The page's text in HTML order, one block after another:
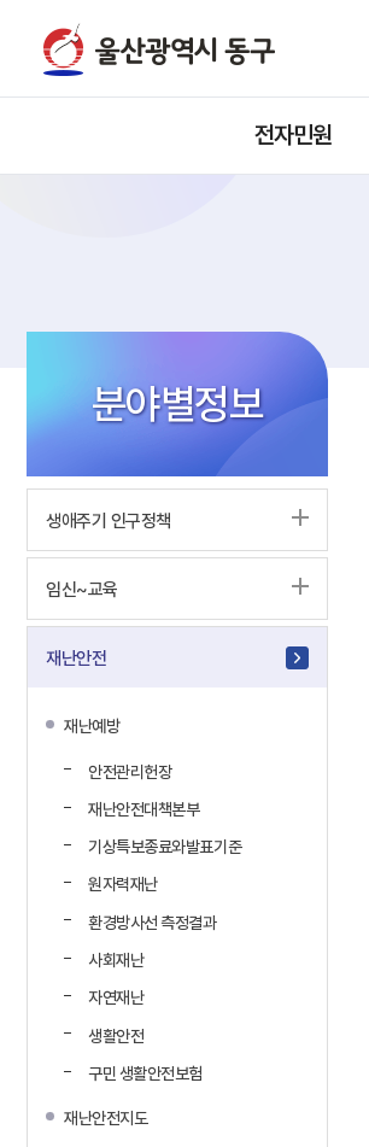
전자민원
분야별정보
생애주기 인구정책
임신~교육
재난안전
재난예방
안전관리헌장
재난안전대책본부
기상특보종료와발표기준
원자력재난
환경방사선 측정결과
사회재난
자연재난
생활안전
구민 생활안전보험
재난안전지도